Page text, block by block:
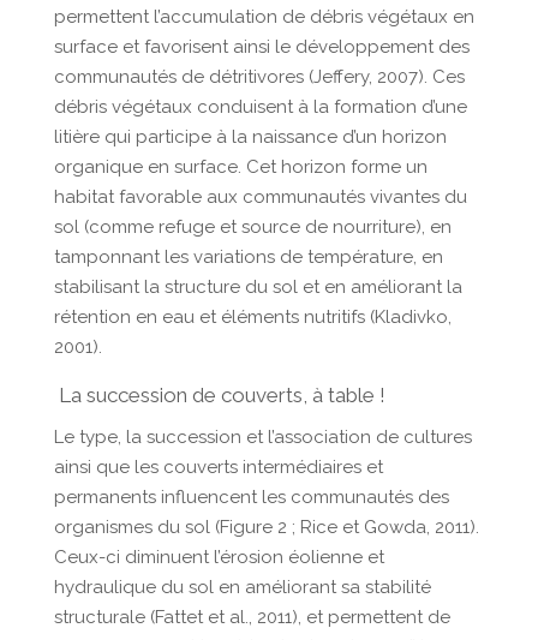
permettent l’accumulation de débris végétaux en
surface et favorisent ainsi le développement des
communautés de détritivores (Jeffery, 2007). Ces
débris végétaux conduisent à la formation d’une
litière qui participe à la naissance d’un horizon
organique en surface. Cet horizon forme un
habitat favorable aux communautés vivantes du
sol (comme refuge et source de nourriture), en
tamponnant les variations de température, en
stabilisant la structure du sol et en améliorant la
rétention en eau et éléments nutritifs (Kladivko,
2001).
La succession de couverts, à table !
Le type, la succession et l’association de cultures
ainsi que les couverts intermédiaires et
permanents influencent les communautés des
organismes du sol (Figure 2 ; Rice et Gowda, 2011).
Ceux-ci diminuent l’érosion éolienne et
hydraulique du sol en améliorant sa stabilité
structurale (Fattet et al., 2011), et permettent de